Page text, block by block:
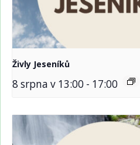
Živly Jeseníků
8 srpna v 13:00 - 17:00